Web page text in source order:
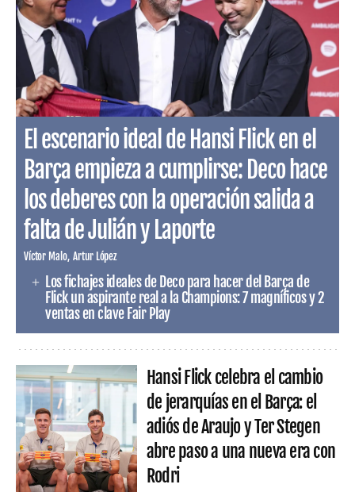
El escenario ideal de Hansi Flick en el
Barça empieza a cumplirse: Deco hace
los deberes con la operación salida a
falta de Julián y Laporte
Víctor Malo Artur López
Los fichajes ideales de Deco para hacer del Barça de
Flick un aspirante real a la Champions: 7 magníficos y 2
ventas en clave Fair Play
Hansi Flick celebra el cambio
de jerarquías en el Barça: el
adiós de Araujo y Ter Stegen
abre paso a una nueva era con
Rodri